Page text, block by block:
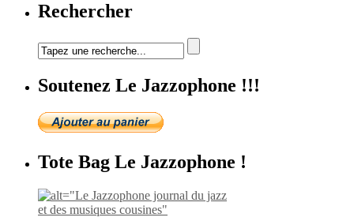
Rechercher
Soutenez Le Jazzophone !!!
Tote Bag Le Jazzophone !